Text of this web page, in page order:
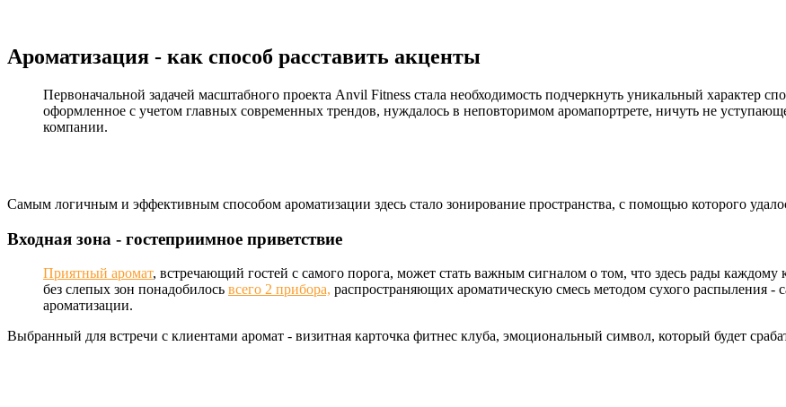
Ароматизация - как способ расставить акценты
Первоначальной задачей масштабного проекта Anvil Fitness стала необходимость подчеркнуть уникальный характер
оформленное с учетом главных современных трендов, нуждалось в неповторимом аромапортрете, ничуть не
компании.
Самым логичным и эффективным способом ароматизации здесь стало зонирование пространства, с помощью которого
Входная зона - гостеприимное приветствие
Приятный аромат, встречающий гостей с самого порога, может стать важным сигналом о том, что здесь рады
без слепых зон понадобилось всего 2 прибора, распространяющих ароматическую смесь методом сухого
ароматизации.
Выбранный для встречи с клиентами аромат - визитная карточка фитнес клуба, эмоциональный символ, который будет